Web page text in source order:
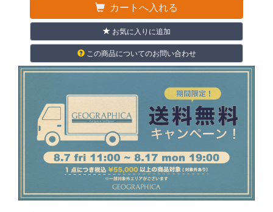
カートへ入れる
お気に入りに追加
この商品についてのお問い合わせ